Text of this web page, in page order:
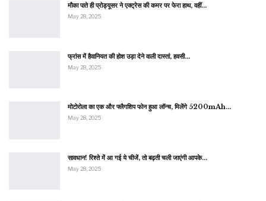
मौका पाते ही प्रोड्यूसर ने एक्ट्रेस की कमर पर फेरा हाथ, वहीं…
May 28, 2025
फ्रांस में हैवानियत की होश उड़ा देने वाली दास्तां, हवसी…
May 28, 2025
मोटोरोला का एक और फ्लैगशिप फोन हुआ लॉन्च, मिलेंगे 5200mAh…
May 28, 2025
सावधान! रिश्ते में आ गई ये चीजें, तो बढ़ती चली जाएंगी आपके…
May 28, 2025